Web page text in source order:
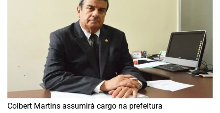
Colbert Martins assumirá cargo na prefeitura